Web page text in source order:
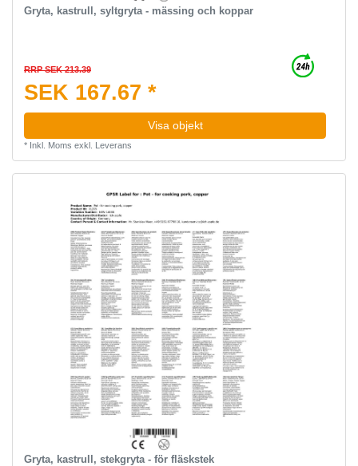
Gryta, kastrull, syltgryta - mässing och koppar
RRP SEK 213.39
SEK 167.67 *
Visa objekt
* Inkl. Moms exkl. Leverans
Gryta, kastrull, stekgryta - för fläskstek